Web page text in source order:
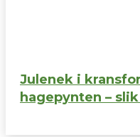
Julenek i
hagepynten –